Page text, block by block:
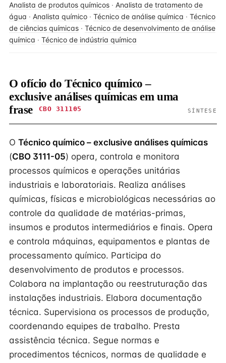
Analista de produtos químicos · Analista de tratamento de
água · Analista químico · Técnico de análise química · Técnico
de ciências químicas · Técnico de desenvolvimento de análise
química · Técnico de indústria química
O ofício do Técnico químico –
exclusive análises químicas em uma
frase
CBO 311105 SÍNTESE
O Técnico químico – exclusive análises químicas
(CBO 3111-05) opera, controla e monitora
processos químicos e operações unitárias
industriais e laboratoriais. Realiza análises
químicas, físicas e microbiológicas necessárias ao
controle da qualidade de matérias-primas,
insumos e produtos intermediários e finais. Opera
e controla máquinas, equipamentos e plantas de
processamento químico. Participa do
desenvolvimento de produtos e processos.
Colabora na implantação ou reestruturação das
instalações industriais. Elabora documentação
técnica. Supervisiona os processos de produção,
coordenando equipes de trabalho. Presta
assistência técnica. Segue normas e
procedimentos técnicos, normas de qualidade e